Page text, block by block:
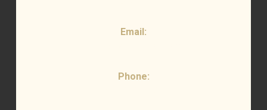
Email:
Phone: